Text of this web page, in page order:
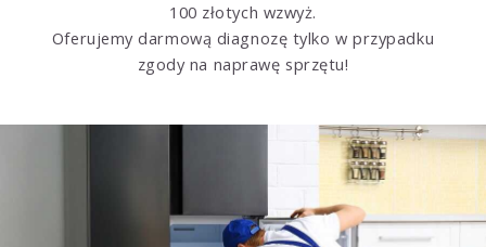
100 złotych wzwyż.
Oferujemy darmową diagnozę tylko w przypadku
zgody na naprawę sprzętu!